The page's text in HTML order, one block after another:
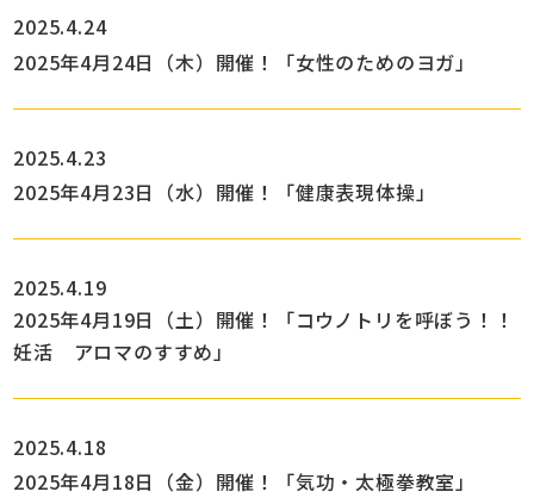
2025.4.24
2025年4月24日（木）開催！「女性のためのヨガ」
2025.4.23
2025年4月23日（水）開催！「健康表現体操」
2025.4.19
2025年4月19日（土）開催！「コウノトリを呼ぼう！！
妊活 アロマのすすめ」
2025.4.18
2025年4月18日（金）開催！「気功・太極拳教室」